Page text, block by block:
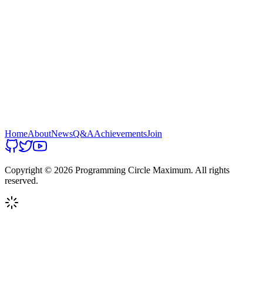
HomeAboutNewsQ&AAchievementsJoin
Copyright © 2026 Programming Circle Maximum. All rights
reserved.